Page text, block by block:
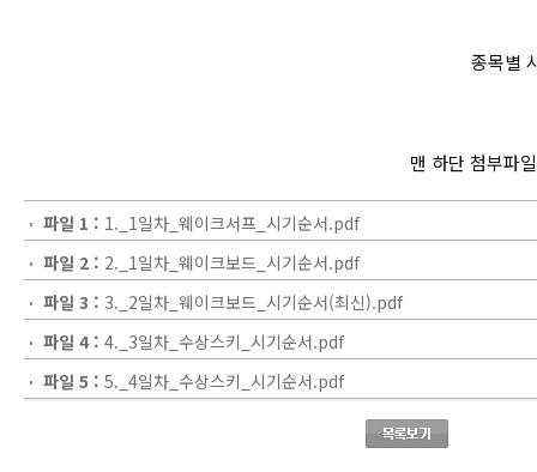
종목별
맨 하단 첨부파
파일 1 : 1._1일차_웨이크서프_시기순서.pdf
파일 2 : 2._1일차_웨이크보드_시기순서.pdf
파일 3 : 3._2일차_웨이크보드_시기순서(최신).pdf
파일 4 : 4._3일차_수상스키_시기순서.pdf
파일 5 : 5._4일차_수상스키_시기순서.pdf